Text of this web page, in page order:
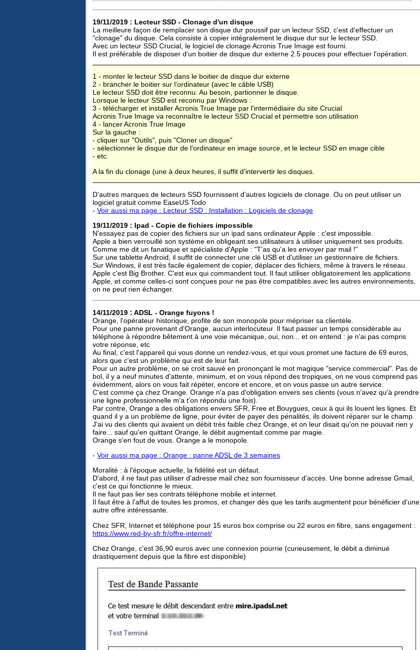
19/11/2019 : Lecteur SSD - Clonage d'un disque
La meilleure façon de remplacer son disque dur poussif par un lecteur SSD, c'est d'effectuer un
"clonage" du disque. Cela consiste à copier intégralement le disque dur sur le lecteur SSD.
Avec un lecteur SSD Crucial, le logiciel de clonage Acronis True Image est fourni.
Il est préférable de disposer d'un boitier de disque dur externe 2.5 pouces pour effectuer l'opération.
1 - monter le lecteur SSD dans le boitier de disque dur externe
2 - brancher le boitier sur l'ordinateur (avec le câble USB)
Le lecteur SSD doit être reconnu. Au besoin, partionner le disque.
Lorsque le lecteur SSD est reconnu par Windows :
3 - télécharger et installer Acronis True Image par l'intermédiaire du site Crucial
Acronis True Image va reconnaître le lecteur SSD Crucial et permettre son utilisation
4 - lancer Acronis True Image
Sur la gauche :
- cliquer sur "Outils", puis "Cloner un disque"
- sélectionner le disque dur de l'ordinateur en image source, et le lecteur SSD en image cible
- etc.
A la fin du clonage (une à deux heures, il suffit d'intervertir les disques.
D'autres marques de lecteurs SSD fournissent d'autres logiciels de clonage. Ou on peut utiliser un
logiciel gratuit comme EaseUS Todo
- Voir aussi ma page : Lecteur SSD : Installation : Logiciels de clonage
19/11/2019 : Ipad - Copie de fichiers impossible
N'essayez pas de copier des fichiers sur un ipad sans ordinateur Apple : c'est impossible.
Apple a bien verrouillé son système en obligeant ses utilisateurs à utiliser uniquement ses produits.
Comme me dit un fanatique et spécialiste d'Apple : "T'as qu'a les envoyer par mail !"
Sur une tablette Android, il suffit de connecter une clé USB et d'utiliser un gestionnaire de fichiers.
Sur Windows, il est très facile également de copier, déplacer des fichiers, même à travers le réseau.
Apple c'est Big Brother. C'est eux qui commandent tout. Il faut utiliser obligatoirement les applications
Apple, et comme celles-ci sont conçues pour ne pas être compatibles avec les autres environnements,
on ne peut rien échanger.
14/11/2019 : ADSL - Orange fuyons !
Orange, l'opérateur historique, profite de son monopole pour mépriser sa clientèle.
Pour une panne provenant d'Orange, aucun interlocuteur. Il faut passer un temps considérable au
téléphone à répondre bêtement à une voie mécanique, oui, non... et on entend : je n'ai pas compris
votre réponse, etc
Au final, c'est l'appareil qui vous donne un rendez-vous, et qui vous promet une facture de 69 euros,
alors que c'est un problème qui est de leur fait.
Pour un autre problème, on se croit sauvé en prononçant le mot magique "service commercial". Pas de
bol, il y a neuf minutes d'attente, minimum, et on vous répond des tropiques, on ne vous comprend pas
évidemment, alors on vous fait répéter, encore et encore, et on vous passe un autre service.
C'est comme ça chez Orange. Orange n'a pas d'obligation envers ses clients (vous n'avez qu'à prendre
une ligne professionnelle m'a t'on répondu une fois).
Par contre, Orange a des obligations envers SFR, Free et Bouygues, ceux à qui ils louent les lignes. Et
quand il y a un problème de ligne, pour éviter de payer des pénalités, ils doivent réparer sur le champ.
J'ai vu des clients qui avaient un débit très faible chez Orange, et on leur disait qu'on ne pouvait rien y
faire... sauf qu'en quittant Orange, le débit augmentait comme par magie.
Orange s'en fout de vous. Orange a le monopole.
- Voir aussi ma page : Orange : panne ADSL de 3 semaines
Moralité : à l'époque actuelle, la fidélité est un défaut.
D'abord, il ne faut pas utiliser d'adresse mail chez son fournisseur d'accès. Une bonne adresse Gmail,
c'est ce qui fonctionne le mieux.
Il ne faut pas lier ses contrats téléphone mobile et internet.
Il faut être à l'affut de toutes les promos, et changer dès que les tarifs augmentent pour bénéficier d'une
autre offre intéressante.
Chez SFR, Internet et téléphone pour 15 euros box comprise ou 22 euros en fibre, sans engagement :
https://www.red-by-sfr.fr/offre-internet/
Chez Orange, c'est 36,90 euros avec une connexion pourrie (curieusement, le débit a diminué
drastiquement depuis que la fibre est disponible)